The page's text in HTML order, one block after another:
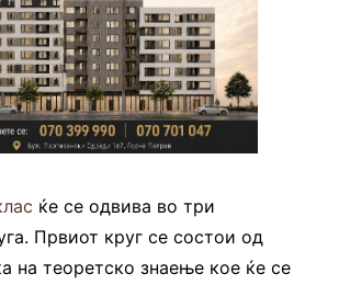
ќе се одвива во три
Првиот круг се состои од
на теоретско знаење кое ќе се